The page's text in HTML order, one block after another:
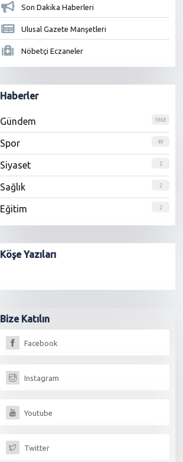
Son Dakika Haberleri
Ulusal Gazete Manşetleri
Nöbetçi Eczaneler
Haberler
Gündem 1868
Spor 49
Siyaset 2
Sağlık 2
Eğitim 2
Köşe Yazıları
Bize Katılın
Facebook
Instagram
Youtube
Twitter